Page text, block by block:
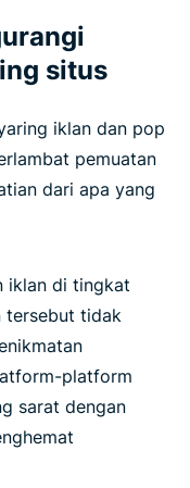
situs
iklan dan pop
pemuatan
dari apa yang
iklan di tingkat
tersebut tidak
platform
sarat dengan